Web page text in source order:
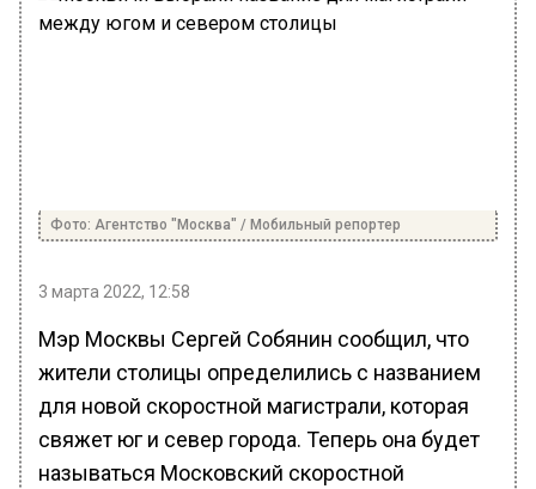
Фото: Агентство "Москва" / Мобильный репортер
3 марта 2022, 12:58
Мэр Москвы Сергей Собянин сообщил, что
жители столицы определились с названием
для новой скоростной магистрали, которая
свяжет юг и север города. Теперь она будет
называться Московский скоростной